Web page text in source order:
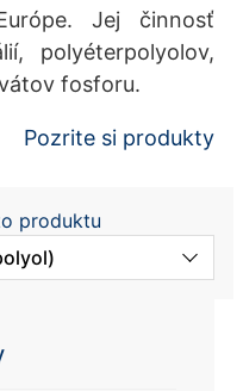
Jej činnosť
polyéterpolyolov,
fosforu.
Pozrite si produkty
produktu